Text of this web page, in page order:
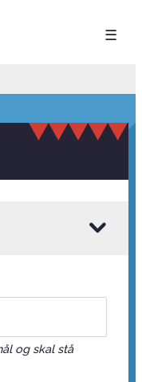
☰
og skal stå